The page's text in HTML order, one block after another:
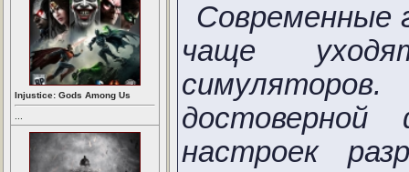
Injustice: Gods Among Us
Современные
чаще
настроек